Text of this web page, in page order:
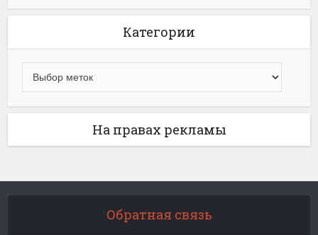
Категории
На правах рекламы
Обратная связь